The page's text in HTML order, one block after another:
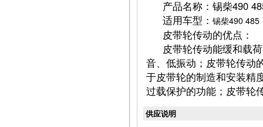
产品名称：锡柴490
适用车型： 锡柴490 485
皮带轮传动的优点：
皮带轮传动能缓和载
音、低振动；皮带轮传动
于皮带轮的制造和安装精
过载保护的功能；皮带轮
供应说明